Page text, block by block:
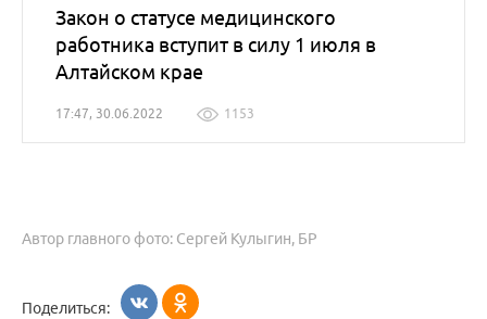
Закон о статусе медицинского
работника вступит в силу 1 июля в
Алтайском крае
17:47, 30.06.2022 1153
Автор главного фото: Сергей Кулыгин, БР
Поделиться: